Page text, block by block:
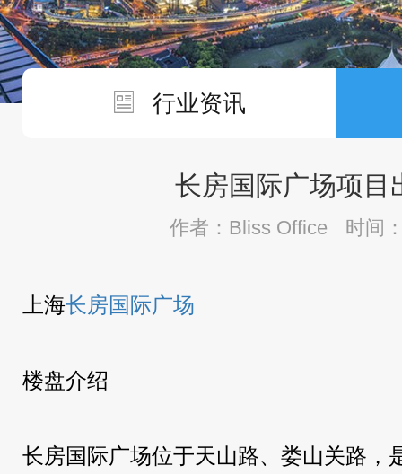
行业资讯
长房国际广场项目
作者：Bliss Office 时间
上海长房国际广场
楼盘介绍
长房国际广场位于天山路、娄山关路，